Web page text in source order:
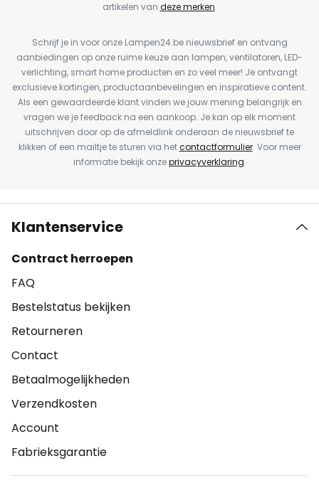
artikelen van deze merken.
Schrijf je in voor onze Lampen24.be nieuwsbrief en ontvang
aanbiedingen op onze ruime keuze aan lampen, ventilatoren, LED-
verlichting, smart home producten en zo veel meer! Je ontvangt
exclusieve kortingen, productaanbevelingen en inspiratieve content.
Als een gewaardeerde klant vinden we jouw mening belangrijk en
vragen we je feedback na een aankoop. Je kan op elk moment
uitschrijven door op de afmeldlink onderaan de nieuwsbrief te
klikken of een mailtje te sturen via hetcontactformulier. Voor meer
informatie bekijk onzeprivacyverklaring.
Klantenservice
Contract herroepen
FAQ
Bestelstatus bekijken
Retourneren
Contact
Betaalmogelijkheden
Verzendkosten
Account
Fabrieksgarantie